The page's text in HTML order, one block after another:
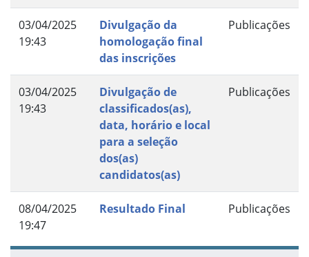
03/04/2025
19:43
Divulgação da
homologação final
das inscrições
Publicações
03/04/2025
19:43
Divulgação de
classificados(as),
data, horário e local
para a seleção
dos(as)
candidatos(as)
Publicações
08/04/2025
19:47
Resultado Final Publicações